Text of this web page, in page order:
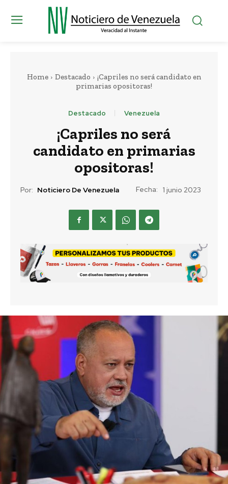
Home Destacado
¡Capriles no será candidato en
primarias opositoras!
Destacado Venezuela
¡Capriles no será
candidato en primarias
opositoras!
Por: Noticiero De Venezuela Fecha: 1 junio 2023